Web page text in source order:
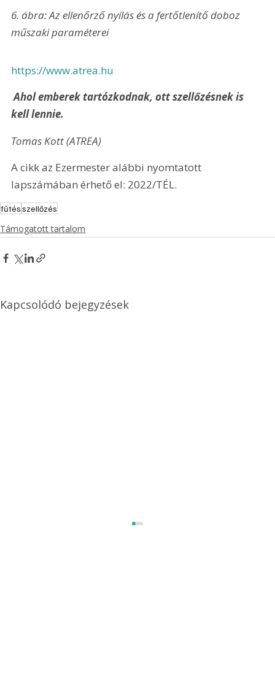
6. ábra: Az ellenőrző nyílás és a fertőtlenítő doboz
műszaki paraméterei
https://www.atrea.hu
Ahol emberek tartózkodnak, ott szellőzésnek is
kell lennie.
Tomas Kott (ATREA)
A cikk az Ezermester alábbi nyomtatott
lapszámában érhető el: 2022/TÉL.
fűtésszellőzés
Támogatott tartalom
Kapcsolódó bejegyzések